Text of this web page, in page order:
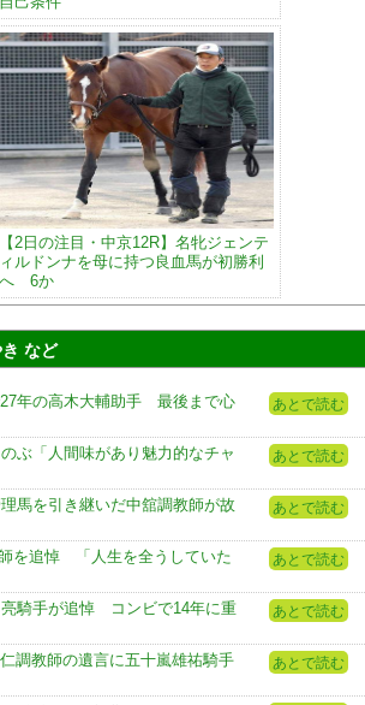
【2日の注目・中京12R】名牝ジェンテ
ィルドンナを母に持つ良血馬が初勝利
へ 6か
など
年の高木大輔助手 最後まで心
あとで読む
ぶ「人間味があり魅力的なチャ
あとで読む
馬を引き継いだ中舘調教師が故
あとで読む
を追悼 「人生を全うしていた
あとで読む
亮騎手が追悼 コンビで14年に重
あとで読む
調教師の遺言に五十嵐雄祐騎手
あとで読む